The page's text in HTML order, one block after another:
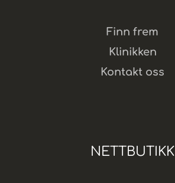
Finn frem
Klinikken
Kontakt oss
NETTBUTIKK